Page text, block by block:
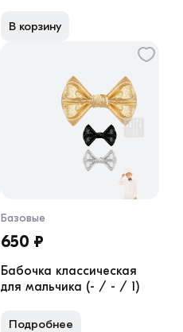
В корзину
Базовые
650 ₽
Бабочка классическая
для мальчика (- / - / 1)
Подробнее